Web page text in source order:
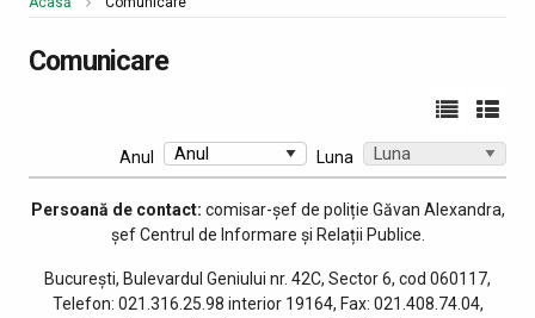
Comunicare
Luna
Anul
Persoană de contact: comisar-şef de poliție Găvan Alexandra,
șef Centrul de Informare și Relații Publice.
București, Bulevardul Geniului nr. 42C, Sector 6, cod 060117,
Telefon: 021.316.25.98 interior 19164, Fax: 021.408.74.04,